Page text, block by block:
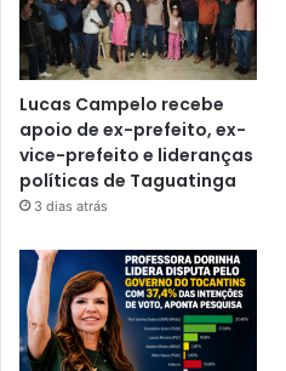
Lucas Campelo recebe
apoio de ex-prefeito, ex-
vice-prefeito e lideranças
políticas de Taguatinga
3 dias atrás